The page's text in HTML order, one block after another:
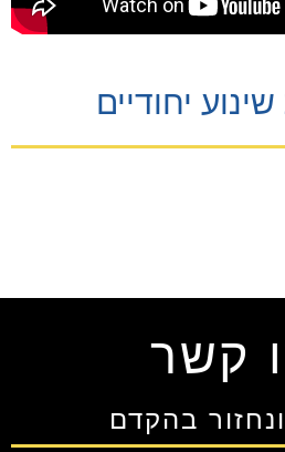
יחודיים
קשר
בהקדם